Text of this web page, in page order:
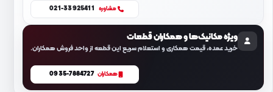
مشاوره 021-33925411
ویژه مکانیک‌ها و همکاران قطعات
خرید عمده، قیمت همکاری و استعلام سریع این قطعه از واحد فروش همکاران.
همکاران 0935-7884727